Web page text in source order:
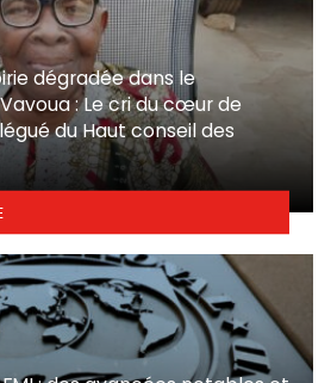
dégradée dans le
: Le cri du cœur de
du Haut conseil des